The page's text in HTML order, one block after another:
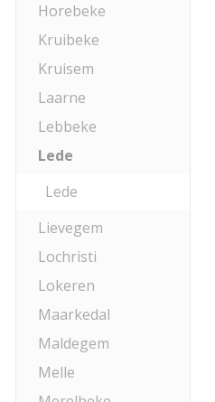
Horebeke
Kruibeke
Kruisem
Laarne
Lebbeke
Lede
Lede
Lievegem
Lochristi
Lokeren
Maarkedal
Maldegem
Melle